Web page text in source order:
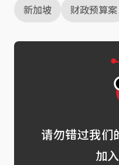
新加坡 财政预算案
请勿错过我们
加